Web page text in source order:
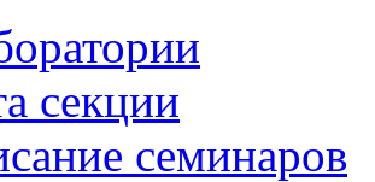
секции
семинаров